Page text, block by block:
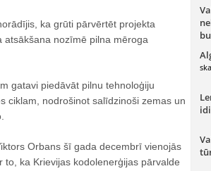
ka grūti pārvērtēt projekta
atsākšana nozīmē pilna mēroga
gatavi piedāvāt pilnu tehnoloģiju
ciklam, nodrošinot salīdzinoši zemas un
Orbans šī gada decembrī vienojās
ka Krievijas kodolenerģijas pārvalde